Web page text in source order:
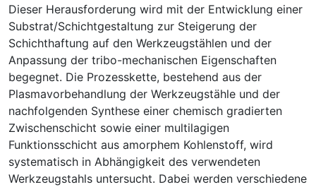
Dieser Herausforderung wird mit der Entwicklung einer
Substrat/Schichtgestaltung zur Steigerung der
Schichthaftung auf den Werkzeugstählen und der
Anpassung der tribo-mechanischen Eigenschaften
begegnet. Die Prozesskette, bestehend aus der
Plasmavorbehandlung der Werkzeugstähle und der
nachfolgenden Synthese einer chemisch gradierten
Zwischenschicht sowie einer multilagigen
Funktionsschicht aus amorphem Kohlenstoff, wird
systematisch in Abhängigkeit des verwendeten
Werkzeugstahls untersucht. Dabei werden verschiedene